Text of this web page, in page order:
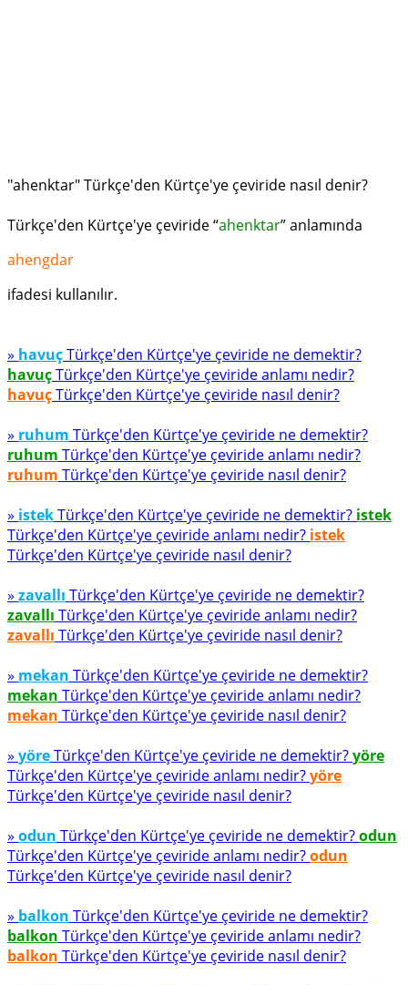
"ahenktar" Türkçe'den Kürtçe'ye çeviride nasıl denir?
Türkçe'den Kürtçe'ye çeviride “ahenktar” anlamında
ahengdar
ifadesi kullanılır.
» havuçTürkçe'den Kürtçe'ye çeviride ne demektir?
havuçTürkçe'den Kürtçe'ye çeviride anlamı nedir?
havuçTürkçe'den Kürtçe'ye çeviride nasıl denir?
» ruhum Türkçe'den Kürtçe'ye çeviride ne demektir?
ruhum Türkçe'den Kürtçe'ye çeviride anlamı nedir?
ruhum Türkçe'den Kürtçe'ye çeviride nasıl denir?
» istekTürkçe'den Kürtçe'ye çeviride ne demektir? istek
Türkçe'den Kürtçe'ye çeviride anlamı nedir? istek
Türkçe'den Kürtçe'ye çeviride nasıl denir?
» zavallı Türkçe'den Kürtçe'ye çeviride ne demektir?
zavallı Türkçe'den Kürtçe'ye çeviride anlamı nedir?
zavallı Türkçe'den Kürtçe'ye çeviride nasıl denir?
» mekan Türkçe'den Kürtçe'ye çeviride ne demektir?
mekan Türkçe'den Kürtçe'ye çeviride anlamı nedir?
mekan Türkçe'den Kürtçe'ye çeviride nasıl denir?
» yöreTürkçe'den Kürtçe'ye çeviride ne demektir?yöre
Türkçe'den Kürtçe'ye çeviride anlamı nedir?yöre
Türkçe'den Kürtçe'ye çeviride nasıl denir?
» odun Türkçe'den Kürtçe'ye çeviride ne demektir?odun
Türkçe'den Kürtçe'ye çeviride anlamı nedir?odun
Türkçe'den Kürtçe'ye çeviride nasıl denir?
» balkon Türkçe'den Kürtçe'ye çeviride ne demektir?
balkon Türkçe'den Kürtçe'ye çeviride anlamı nedir?
balkon Türkçe'den Kürtçe'ye çeviride nasıl denir?